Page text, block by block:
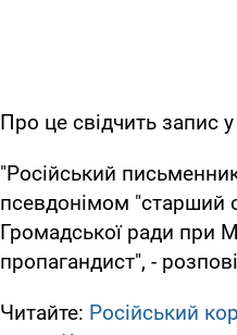
Про це свідчить запис
"Російський
псевдонімом "старший
Громадської ради при
пропагандист", -
Читайте: Російський